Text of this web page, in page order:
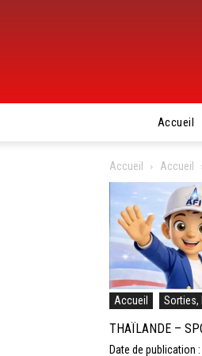
Accueil
Accueil Accueil
Accueil Sorties,
THAÏLANDE –
Date de publication